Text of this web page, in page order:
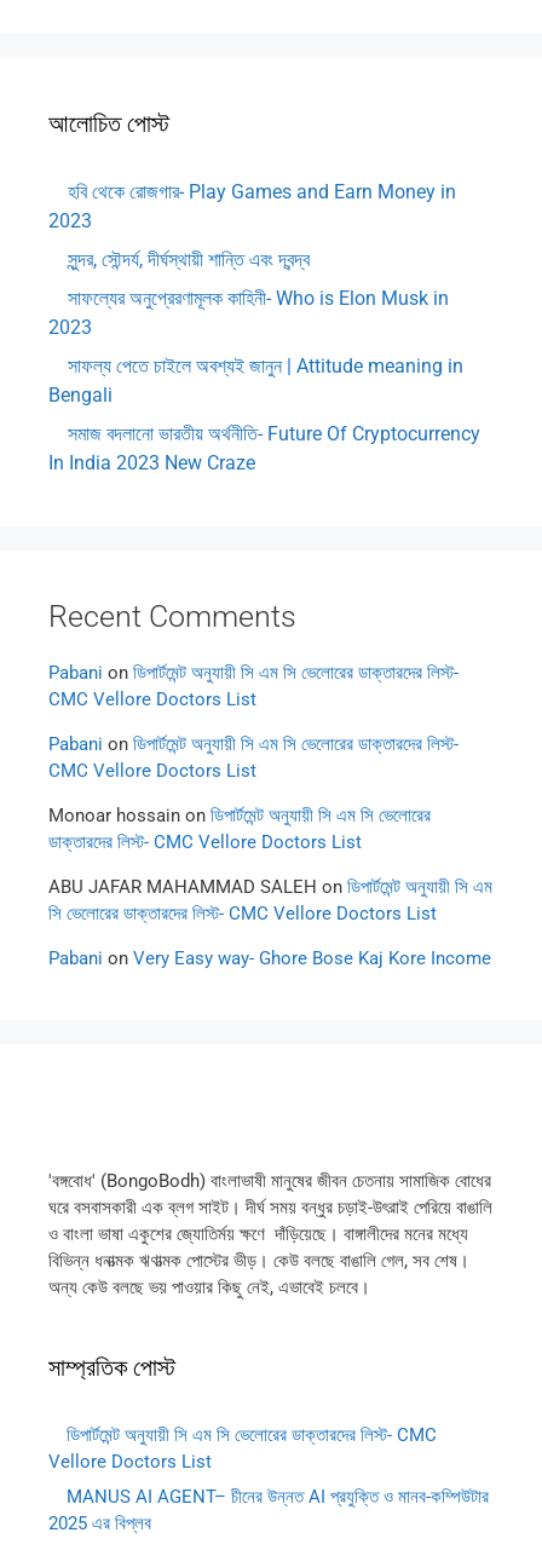
আলোচিত পোস্ট
হবি থেকে রোজগার- Play Games and Earn Money in
2023
সুন্দর, সৌন্দর্য, দীর্ঘস্থায়ী শান্তি এবং দ্বন্দ্ব
সাফল্যের অনুপ্রেরণামূলক কাহিনী- Who is Elon Musk in
2023
সাফল্য পেতে চাইলে অবশ্যই জানুন | Attitude meaning in
Bengali
সমাজ বদলানো ভারতীয় অর্থনীতি- Future Of Cryptocurrency
In India 2023 New Craze
Recent Comments
Pabani on ডিপার্টমেন্ট অনুযায়ী সি এম সি ভেলোরের ডাক্তারদের লিস্ট-
CMC Vellore Doctors List
Pabani on ডিপার্টমেন্ট অনুযায়ী সি এম সি ভেলোরের ডাক্তারদের লিস্ট-
CMC Vellore Doctors List
Monoar hossain on ডিপার্টমেন্ট অনুযায়ী সি এম সি ভেলোরের
ডাক্তারদের লিস্ট- CMC Vellore Doctors List
ABU JAFAR MAHAMMAD SALEH on ডিপার্টমেন্ট অনুযায়ী সি এম
সি ভেলোরের ডাক্তারদের লিস্ট- CMC Vellore Doctors List
Pabani on Very Easy way- Ghore Bose Kaj Kore Income
'বঙ্গবোধ' (BongoBodh) বাংলাভাষী মানুষের জীবন চেতনায় সামাজিক বোধের
ঘরে বসবাসকারী এক ব্লগ সাইট। দীর্ঘ সময় বন্ধুর চড়াই-উৎরাই পেরিয়ে বাঙালি
ও বাংলা ভাষা একুশের জ্যোতির্ময় ক্ষণে দাঁড়িয়েছে। বাঙ্গালীদের মনের মধ্যে
বিভিন্ন ধনাত্মক ঋণাত্মক পোস্টের ভীড়। কেউ বলছে বাঙালি গেল, সব শেষ।
অন্য কেউ বলছে ভয় পাওয়ার কিছু নেই, এভাবেই চলবে।
সাম্প্রতিক পোস্ট
ডিপার্টমেন্ট অনুযায়ী সি এম সি ভেলোরের ডাক্তারদের লিস্ট- CMC
Vellore Doctors List
MANUS AI AGENT– চীনের উন্নত AI প্রযুক্তি ও মানব-কম্পিউটার
2025 এর বিপ্লব